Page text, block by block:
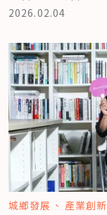
2026.02.04
城鄉發展 產業創新